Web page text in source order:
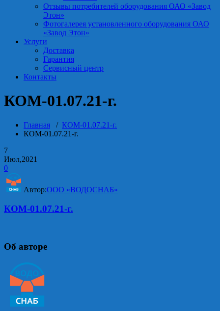
Отзывы потребителей оборудования ОАО «Завод
Этон»
Фотогалерея установленного оборудования ОАО
«Завод Этон»
Услуги
Доставка
Гарантия
Сервисный центр
Контакты
КОМ-01.07.21-г.
Главная / КОМ-01.07.21-г.
КОМ-01.07.21-г.
7
Июл,2021
0
Автор:ООО «ВОДОСНАБ»
КОМ-01.07.21-г.
Об авторе